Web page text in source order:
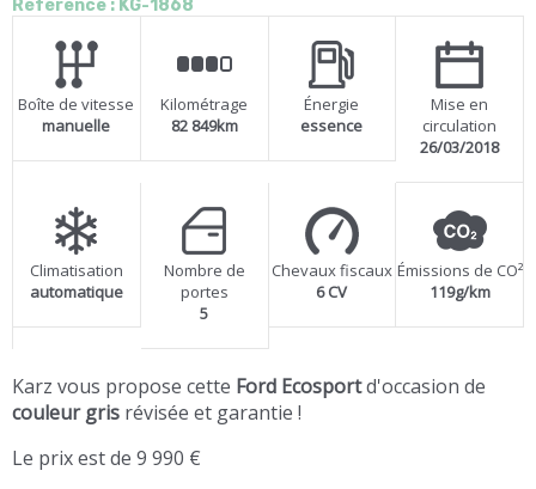
Référence : KG-1868
Boîte de vitesse
manuelle
Kilométrage
82 849km
Énergie
essence
Mise en
circulation
26/03/2018
Climatisation
automatique
Nombre de
portes
5
Chevaux fiscaux
6 CV
Émissions de CO²
119g/km
Karz vous propose cette Ford Ecosportd'occasion de
couleur gris révisée et garantie !
Le prix est de 9 990 €